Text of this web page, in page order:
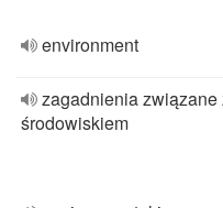
environment
zagadnienia związane
środowiskiem